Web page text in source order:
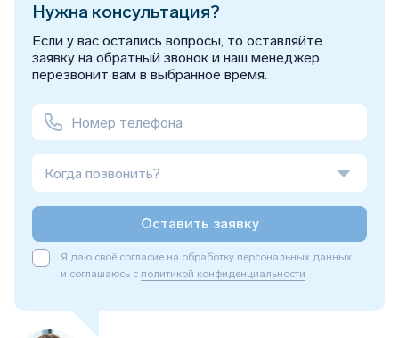
Нужна консультация?
Если у вас остались вопросы, то оставляйте
заявку на обратный звонок и наш менеджер
перезвонит вам в выбранное время.
Когда позвонить?
Оставить заявку
Я даю своё согласие на обработку персональных данных
и соглашаюсь с политикой конфиденциальности